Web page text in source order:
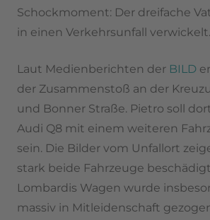
Schockmoment: Der dreifache
in einen Verkehrsunfall verwickelt.
Laut Medienberichten der BILD
der Zusammenstoß an der
und Bonner Straße. Pietro soll
Audi Q8 mit einem weiteren
sein. Die Bilder vom Unfallort
stark beide Fahrzeuge
Lombardis Wagen wurde
massiv in Mitleidenschaft